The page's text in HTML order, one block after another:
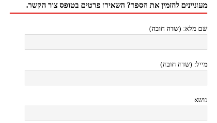
מעוניינים להזמין את הספר? השאירו פרטים בטופס צור הקשר.
שם מלא: (שדה חובה)
מייל: (שדה חובה)
נושא